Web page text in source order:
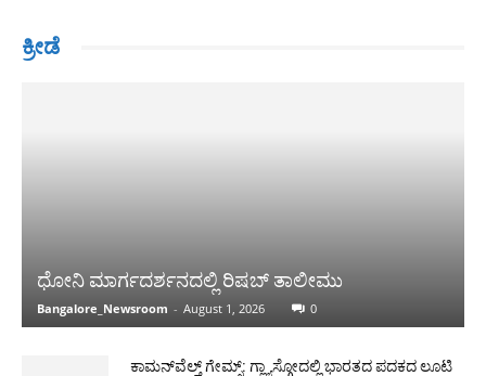
ಕ್ರೀಡೆ
ಧೋನಿ ಮಾರ್ಗದರ್ಶನದಲ್ಲಿ ರಿಷಬ್ ತಾಲೀಮು
Bangalore_Newsroom - August 1, 2026 0
ಕಾಮನ್‌ವೆಲ್ತ್ ಗೇಮ್ಸ್: ಗ್ಲ್ಯಾಸ್ಗೋದಲ್ಲಿ ಭಾರತದ ಪದಕದ ಲೂಟಿ